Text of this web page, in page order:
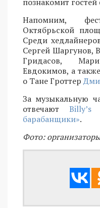
Напомним,
Октябрьской
Среди
Сергей Шаргунов,
Гридасов,
Евдокимов, а
о Тане Гроттер
За музыкальную
отвечают
барабанщики».
Фото: